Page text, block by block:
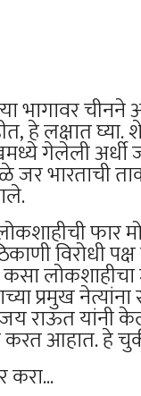
चीनने
हे लक्षात
गेलेली अर्धी
जर भारताची
फार
विरोधी
कसा
प्रमुख
राऊत यांनी
करत आहात. हे
करा...